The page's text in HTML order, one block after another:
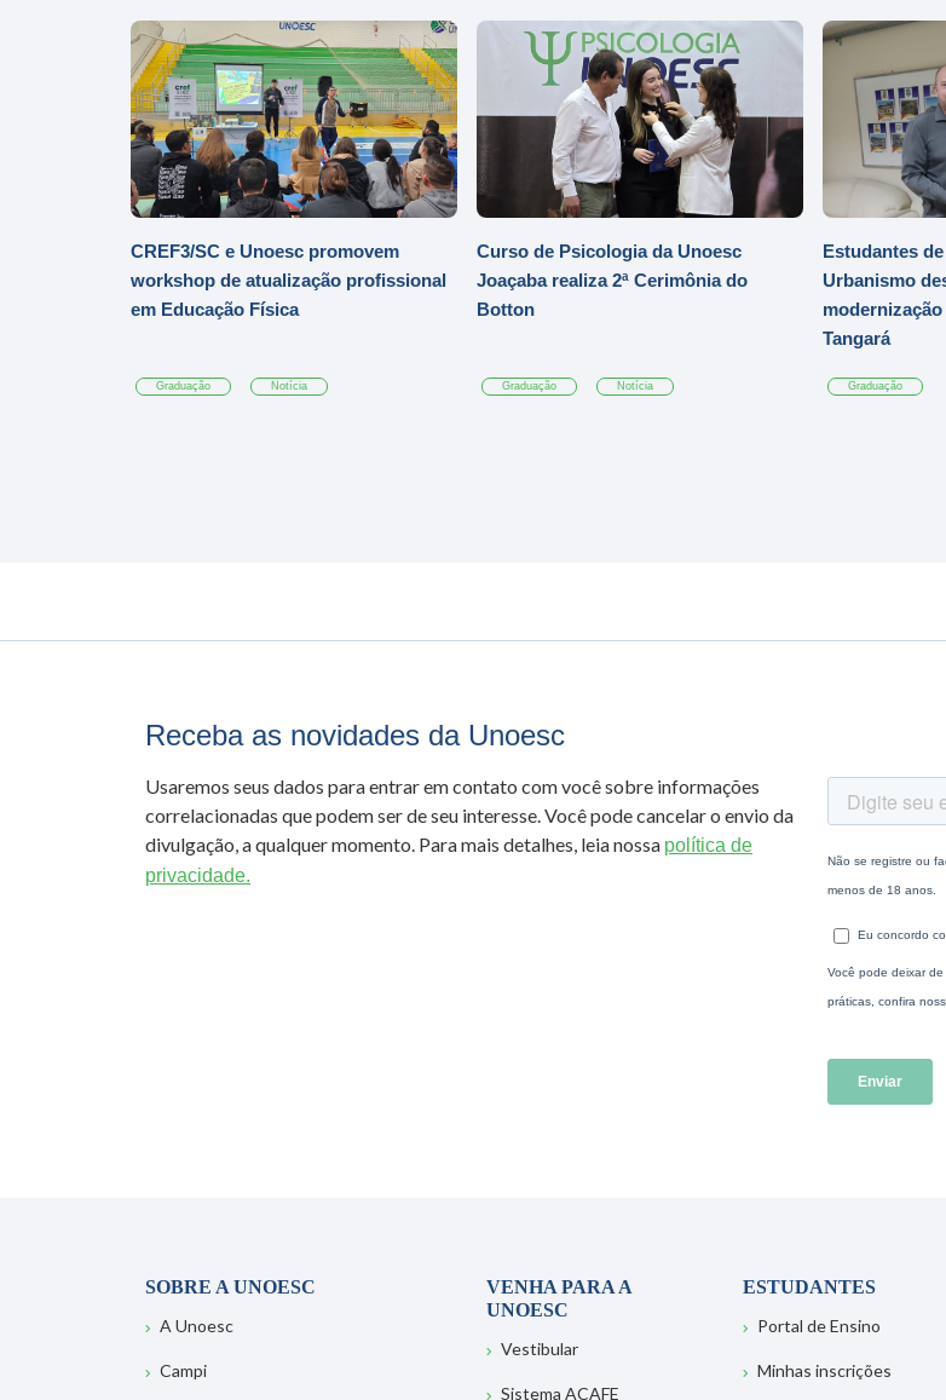
CREF3/SC e Unoesc promovem
workshop de atualização profissional
em Educação Física
Graduação Notícia
Curso de Psicologia da Unoesc
Joaçaba realiza 2ª Cerimônia do
Botton
Graduação Notícia
Estudantes
Urbanismo
Tangará
Graduação
Receba as novidades da Unoesc
Usaremos seus dados para entrar em contato com você sobre informações
correlacionadas que podem ser de seu interesse. Você pode cancelar o envio da
divulgação, a qualquer momento. Para mais detalhes, leia nossa política de
privacidade.
SOBRE A UNOESC
A Unoesc
Campi
VENHA PARA A
UNOESC
Vestibular
Sistema ACAFE
ESTUDANTES
Portal de Ensino
Minhas inscrições